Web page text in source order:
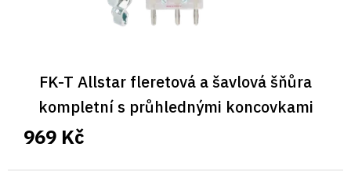
FK-T Allstar fleretová a šavlová šňůra
kompletní s průhlednými koncovkami
969 Kč